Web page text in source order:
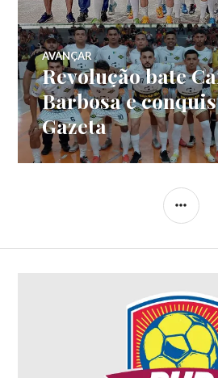
AVANÇAR
Revolução bate
Barbosa e
Gazeta